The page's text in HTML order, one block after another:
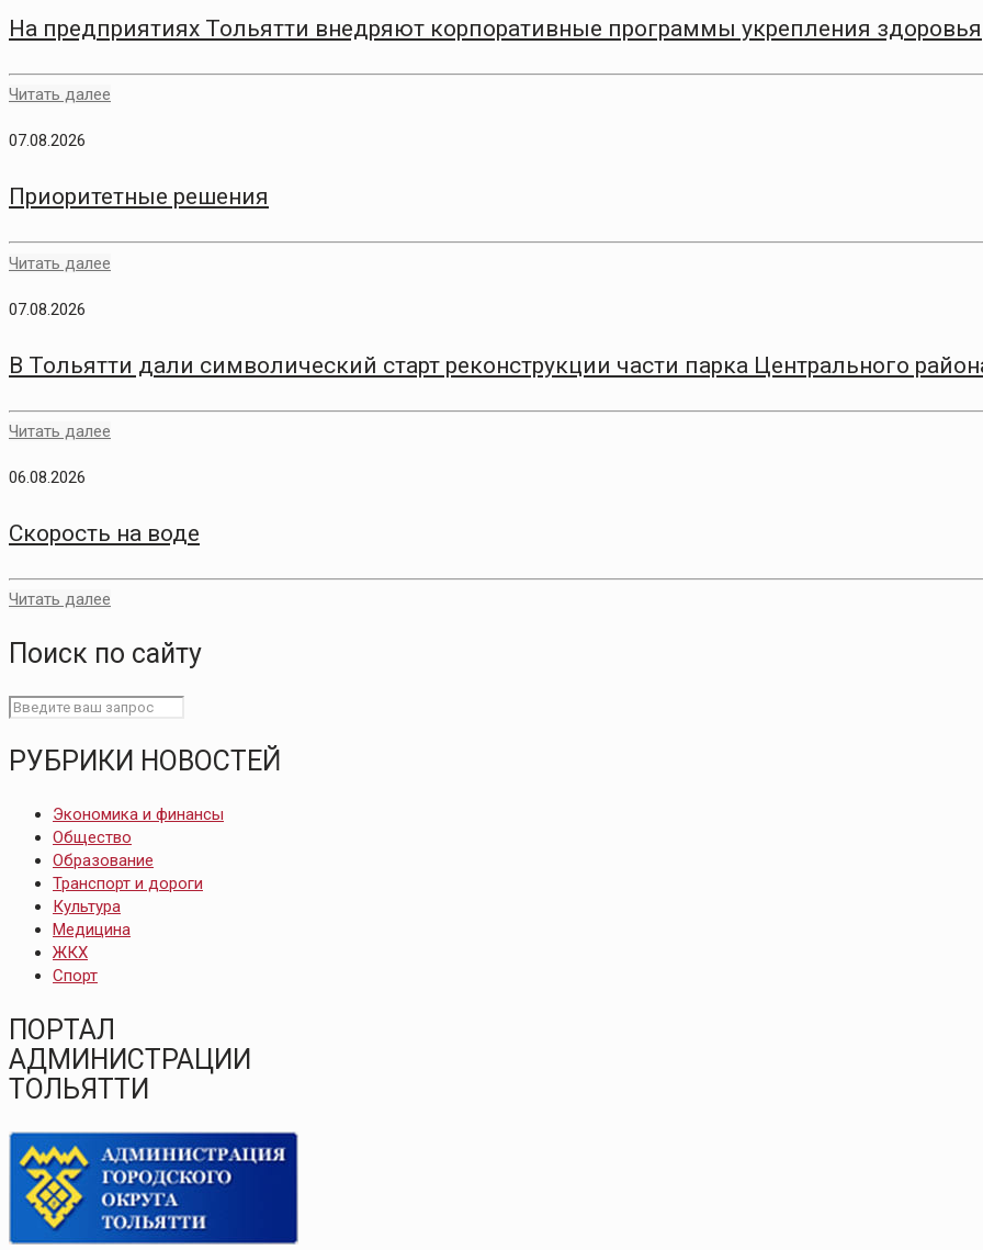
На предприятиях Тольятти внедряют корпоративные программы укрепления здоровья
Читать далее
07.08.2026
Приоритетные решения
Читать далее
07.08.2026
В Тольятти дали символический старт реконструкции части парка Центрального
Читать далее
06.08.2026
Скорость на воде
Читать далее
Поиск по сайту
РУБРИКИ НОВОСТЕЙ
Экономика и финансы
Общество
Образование
Транспорт и дороги
Культура
Медицина
ЖКХ
Спорт
ПОРТАЛ
АДМИНИСТРАЦИИ
ТОЛЬЯТТИ